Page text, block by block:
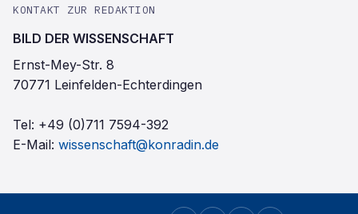
KONTAKT ZUR REDAKTION
BILD DER WISSENSCHAFT
Ernst-Mey-Str. 8
70771 Leinfelden-Echterdingen
Tel: +49 (0)711 7594-392
E-Mail: wissenschaft@konradin.de